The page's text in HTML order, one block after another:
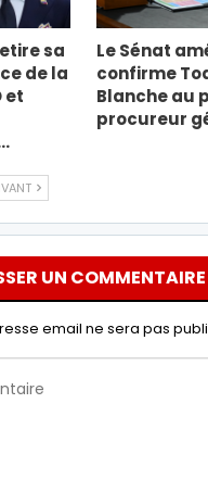
sa
de la
et
Le Sénat
confirme
Blanche au
procureur
UN COMMENTAIRE
email ne sera pas